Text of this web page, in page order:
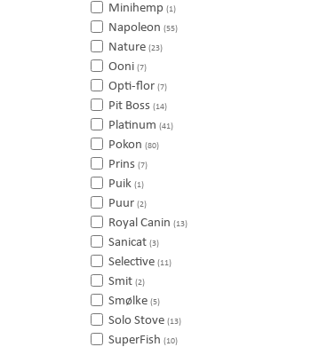
Minihemp (1)
Napoleon (55)
Nature (23)
Ooni (7)
Opti-flor (7)
Pit Boss (14)
Platinum (41)
Pokon (80)
Prins (7)
Puik (1)
Puur (2)
Royal Canin (13)
Sanicat (3)
Selective (11)
Smit (2)
Smølke (5)
Solo Stove (13)
SuperFish (10)